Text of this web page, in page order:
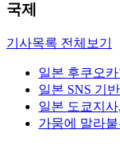
국제
기사목록 전체보기
일본 후쿠오
일본 SNS 기
일본 도쿄지
가뭄에 말라